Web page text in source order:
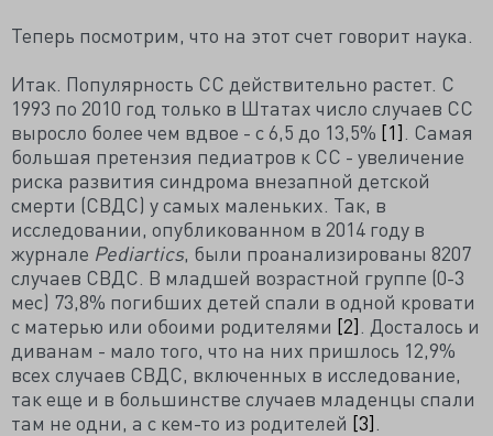
Теперь посмотрим, что на этот счет говорит наука.
Итак. Популярность СС действительно растет. С
1993 по 2010 год только в Штатах число случаев СС
выросло более чем вдвое - с 6,5 до 13,5% [1] . Самая
большая претензия педиатров к СС - увеличение
риска развития синдрома внезапной детской
смерти (СВДС) у самых маленьких. Так, в
исследовании, опубликованном в 2014 году в
журнале Pediartics, были проанализированы 8207
случаев СВДС. В младшей возрастной группе (0-3
мес) 73,8% погибших детей спали в одной кровати
с матерью или обоими родителями [2] . Досталось и
диванам - мало того, что на них пришлось 12,9%
всех случаев СВДС, включенных в исследование,
так еще и в большинстве случаев младенцы спали
там не одни, а с кем-то из родителей [3]